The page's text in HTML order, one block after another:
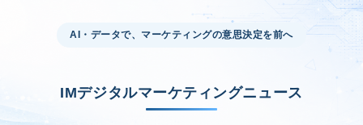
AI・データで、マーケティングの意思決定を前へ
IMデジタルマーケティングニュース